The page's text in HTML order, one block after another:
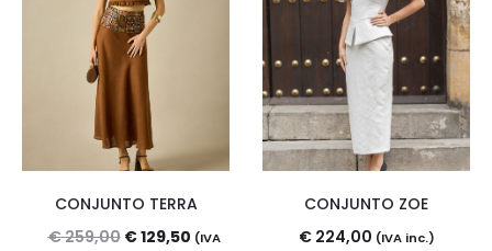
CONJUNTO TERRA
€259,00 El
€129,50El(IVA
CONJUNTO ZOE
€224,00 (IVA inc.)